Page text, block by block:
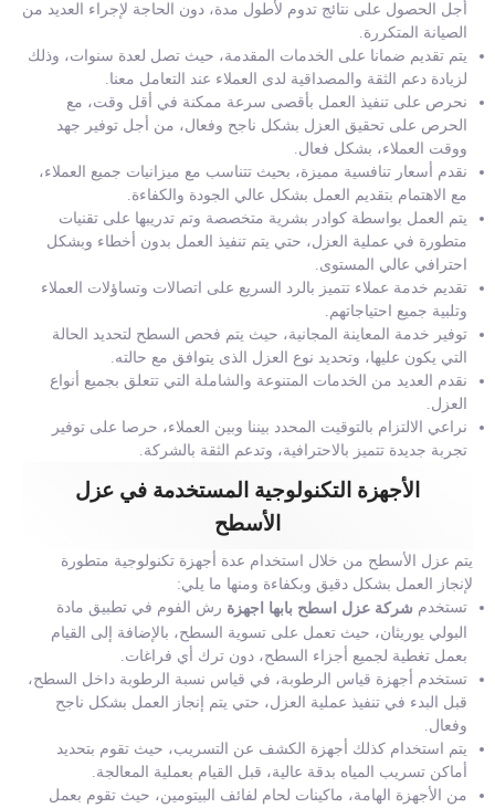
أجل الحصول على نتائج تدوم لأطول مدة، دون الحاجة لإجراء العديد من
الصيانة المتكررة.
يتم تقديم ضمانا على الخدمات المقدمة، حيث تصل لعدة سنوات، وذلك
لزيادة دعم الثقة والمصداقية لدى العملاء عند التعامل معنا.
نحرص على تنفيذ العمل بأقصى سرعة ممكنة في أقل وقت، مع
الحرص على تحقيق العزل بشكل ناجح وفعال، من أجل توفير جهد
ووقت العملاء، بشكل فعال.
نقدم أسعار تنافسية مميزة، بحيث تتناسب مع ميزانيات جميع العملاء،
مع الاهتمام بتقديم العمل بشكل عالي الجودة والكفاءة.
يتم العمل بواسطة كوادر بشرية متخصصة وتم تدريبها على تقنيات
متطورة في عملية العزل، حتي يتم تنفيذ العمل بدون أخطاء وبشكل
احترافي عالي المستوى.
تقديم خدمة عملاء تتميز بالرد السريع على اتصالات وتساؤلات العملاء
وتلبية جميع احتياجاتهم.
توفير خدمة المعاينة المجانية، حيث يتم فحص السطح لتحديد الحالة
التي يكون عليها، وتحديد نوع العزل الذى يتوافق مع حالته.
نقدم العديد من الخدمات المتنوعة والشاملة التي تتعلق بجميع أنواع
العزل.
نراعي الالتزام بالتوقيت المحدد بيننا وبين العملاء، حرصا على توفير
تجربة جديدة تتميز بالاحترافية، وتدعم الثقة بالشركة.
الأجهزة التكنولوجية المستخدمة في عزل
الأسطح
يتم عزل الأسطح من خلال استخدام عدة أجهزة تكنولوجية متطورة
لإنجاز العمل بشكل دقيق وبكفاءة ومنها ما يلي:
تستخدم شركة عزل اسطح بابها اجهزة رش الفوم في تطبيق مادة
البولي يوريثان، حيث تعمل على تسوية السطح، بالإضافة إلى القيام
بعمل تغطية لجميع أجزاء السطح، دون ترك أي فراغات.
تستخدم أجهزة قياس الرطوبة، في قياس نسبة الرطوبة داخل السطح،
قبل البدء في تنفيذ عملية العزل، حتي يتم إنجاز العمل بشكل ناجح
وفعال.
يتم استخدام كذلك أجهزة الكشف عن التسريب، حيث تقوم بتحديد
أماكن تسريب المياه بدقة عالية، قبل القيام بعملية المعالجة.
من الأجهزة الهامة، ماكينات لحام لفائف البيتومين، حيث تقوم بعمل